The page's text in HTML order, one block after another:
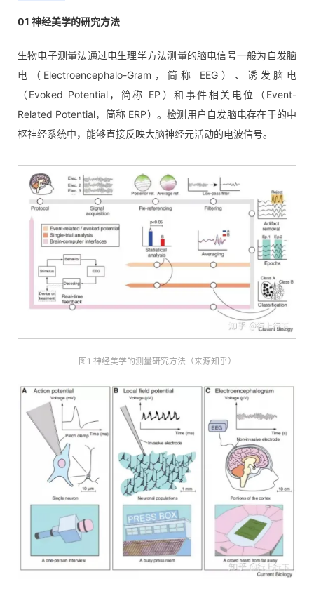
01 神经美学的研究方法
生物电子测量法通过电生理学方法测量的脑电信号一般为自发脑
电（Electroencephalo-Gram，简称 EEG）、诱发脑电
（Evoked Potential，简称 EP）和事件相关电位（Event-
Related Potential，简称 ERP）。检测用户自发脑电存在于的中
枢神经系统中，能够直接反映大脑神经元活动的电波信号。
图1 神经美学的测量研究方法（来源知乎）